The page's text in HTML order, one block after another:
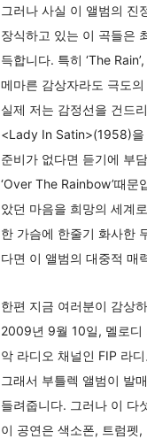
그러나 사실 이 앨범의 진
장식하고 있는 이 곡들은
득합니다. 특히 ‘The
메마른 감상자라도 극도
실제 저는 감정선을 건드
<Lady In Satin>(1958)을
준비가 없다면 듣기에 부
‘Over The Rainbow’때
았던 마음을 희망의 세계
한 가슴에 한줄기 화사한
다면 이 앨범의 대중적 매
한편 지금 여러분이 감상
2009년 9월 10일, 멜로디
악 라디오 채널인 FIP 라
그래서 부틀렉 앨범이 발
들려줍니다. 그러나 이 다
이 공연은 색소폰, 트럼펫